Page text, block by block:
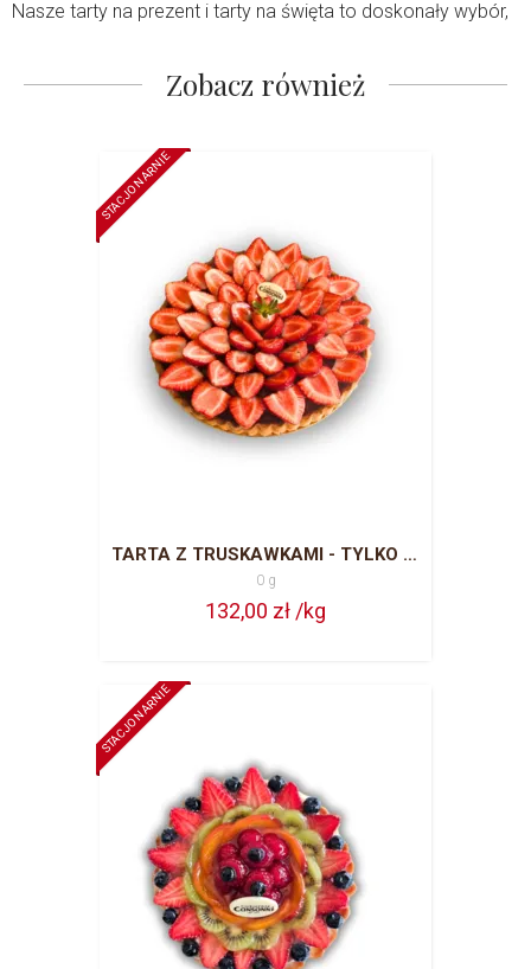
Nasze tarty na prezent i tarty na święta to doskonały wybór,
ręcznej produkcji każda tarta zachwyca smakiem,
Zobacz również
STACJONARNIE
TARTA Z TRUSKAWKAMI - TYLKO SEZON LETNI
0 g
132,00 zł /kg
STACJONARNIE